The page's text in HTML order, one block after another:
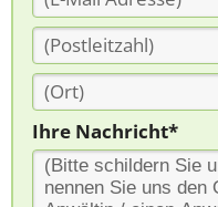
Ihre Nachricht*